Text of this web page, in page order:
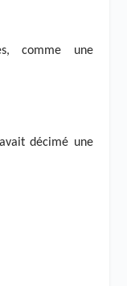
comme une
décimé une